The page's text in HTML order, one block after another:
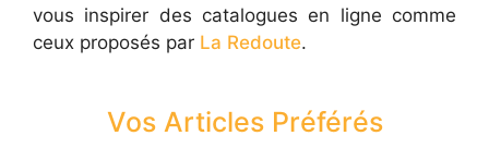
vous inspirer des catalogues en ligne comme
ceux proposés par La Redoute.
Vos Articles Préférés